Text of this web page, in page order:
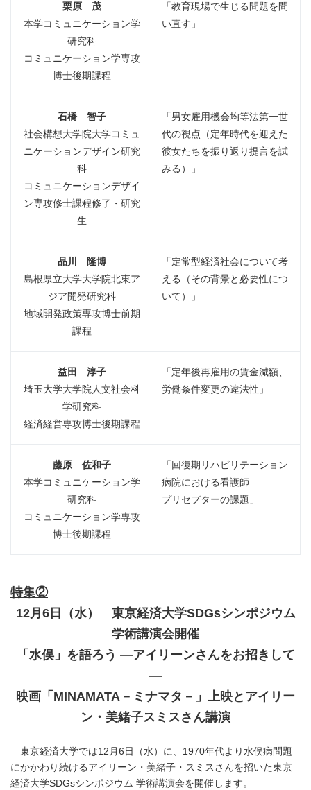
栗原 茂
本学コミュニケーション学
研究科
コミュニケーション学専攻
博士後期課程
「教育現場で生じる問題を問
い直す」
石橋 智子
社会構想大学院大学コミュ
ニケーションデザイン研究
科
コミュニケーションデザイ
ン専攻修士課程修了・研究
生
「男女雇用機会均等法第一世
代の視点（定年時代を迎えた
彼女たちを振り返り提言を試
みる）」
品川 隆博
島根県立大学大学院北東ア
ジア開発研究科
地域開発政策専攻博士前期
課程
「定常型経済社会について考
える（その背景と必要性につ
いて）」
益田 淳子
埼玉大学大学院人文社会科
学研究科
経済経営専攻博士後期課程
「定年後再雇用の賃金減額、
労働条件変更の違法性」
藤原 佐和子
本学コミュニケーション学
研究科
コミュニケーション学専攻
博士後期課程
「回復期リハビリテーション
病院における看護師
プリセプターの課題」
特集②
12月 6日（水） 東京経済大学SDGsシンポジウム
学術講演会開催
「水俣」を語ろう ―アイリーンさんをお招きして
―
映画「 MINAMATA －ミナマタ－」上映とアイリー
ン・美緒子スミスさん講演
東京経済大学では12月6日（水）に、1970年代より水俣病問題
にかかわり続けるアイリーン・美緒子・スミスさんを招いた東京
経済大学SDGsシンポジウム 学術講演会を開催します。